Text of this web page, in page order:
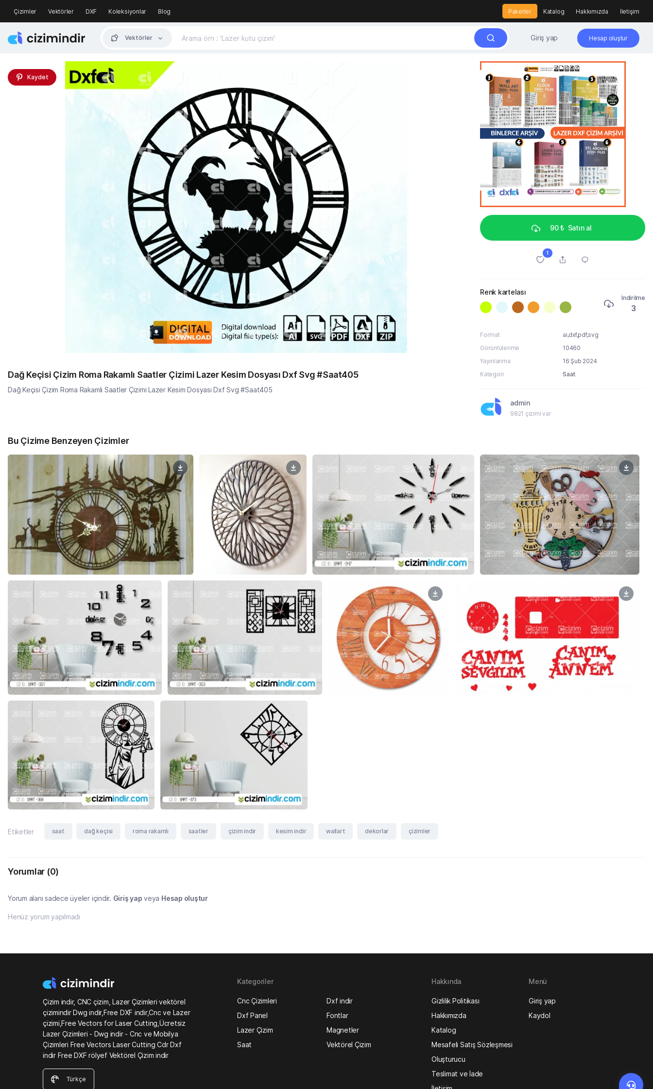
Çizimler Vektörler DXF Koleksiyonlar Blog Paketler Katalog Hakkımızda İletişim
Vektörler Giriş yap Hesap oluştur
Kaydet
Dağ Keçisi Çizim Roma Rakamlı Saatler Çizimi Lazer Kesim Dosyası Dxf Svg #Saat405
Dağ Keçisi Çizim Roma Rakamlı Saatler Çizimi Lazer Kesim Dosyası Dxf Svg #Saat405
90 ₺ Satın al
1
Renk kartelası
İndirilme
3
Format
ai,dxf,pdf,svg
Görüntülenme
10460
Yayınlanma
16 Şub 2024
Kategori
Saat
admin
9821 çizimi var
Bu Çizime Benzeyen Çizimler
Etiketler saat dağ keçisi roma rakamlı saatler çizim indir kesim indir wallart dekorlar çizimler
Yorumlar (0)
Yorum alanı sadece üyeler içindir. Giriş yap veya Hesap oluştur
Henüz yorum yapılmadı
Çizim indir, CNC çizim, Lazer Çizimleri vektörel
çizimindir Dwg indir,Free DXF indir,Cnc ve Lazer
çizimi,Free Vectors for Laser Cutting,Ücretsiz
Lazer Çizimleri - Dwg indir - Cnc ve Mobilya
Çizimleri Free Vectors Laser Cutting Cdr Dxf
indir Free DXF rölyef Vektörel Çizim indir
Türkçe
Kategoriler
Cnc Çizimleri
Dxf indir
Dxf Panel
Fontlar
Lazer Çizim
Magnetler
Saat
Vektörel Çizim
Hakkında
Gizlilik Politikası
Hakkımızda
Katalog
Mesafeli Satış Sözleşmesi
Oluşturucu
Teslimat ve İade
Menü
Giriş yap
Kaydol